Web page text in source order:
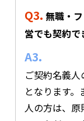
Q3. 無職・
営でも契約で
A3.
ご契約名義
となります
人の方は、